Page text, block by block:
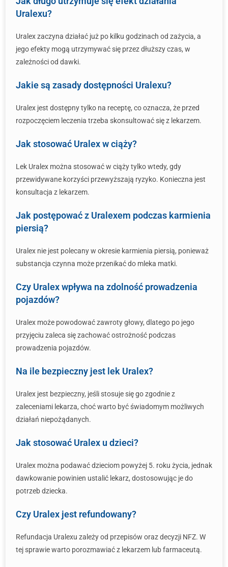
Uralexu?
Uralex zaczyna działać już po kilku godzinach od zażycia, a
jego efekty mogą utrzymywać się przez dłuższy czas, w
zależności od dawki.
Jakie są zasady dostępności Uralexu?
Uralex jest dostępny tylko na receptę, co oznacza, że przed
rozpoczęciem leczenia trzeba skonsultować się z lekarzem.
Jak stosować Uralex w ciąży?
Lek Uralex można stosować w ciąży tylko wtedy, gdy
przewidywane korzyści przewyższają ryzyko. Konieczna jest
konsultacja z lekarzem.
Jak postępować z Uralexem podczas karmienia
piersią?
Uralex nie jest polecany w okresie karmienia piersią, ponieważ
substancja czynna może przenikać do mleka matki.
Czy Uralex wpływa na zdolność prowadzenia
pojazdów?
Uralex może powodować zawroty głowy, dlatego po jego
przyjęciu zaleca się zachować ostrożność podczas
prowadzenia pojazdów.
Na ile bezpieczny jest lek Uralex?
Uralex jest bezpieczny, jeśli stosuje się go zgodnie z
zaleceniami lekarza, choć warto być świadomym możliwych
działań niepożądanych.
Jak stosować Uralex u dzieci?
Uralex można podawać dzieciom powyżej 5. roku życia, jednak
dawkowanie powinien ustalić lekarz, dostosowując je do
potrzeb dziecka.
Czy Uralex jest refundowany?
Refundacja Uralexu zależy od przepisów oraz decyzji NFZ. W
tej sprawie warto porozmawiać z lekarzem lub farmaceutą.